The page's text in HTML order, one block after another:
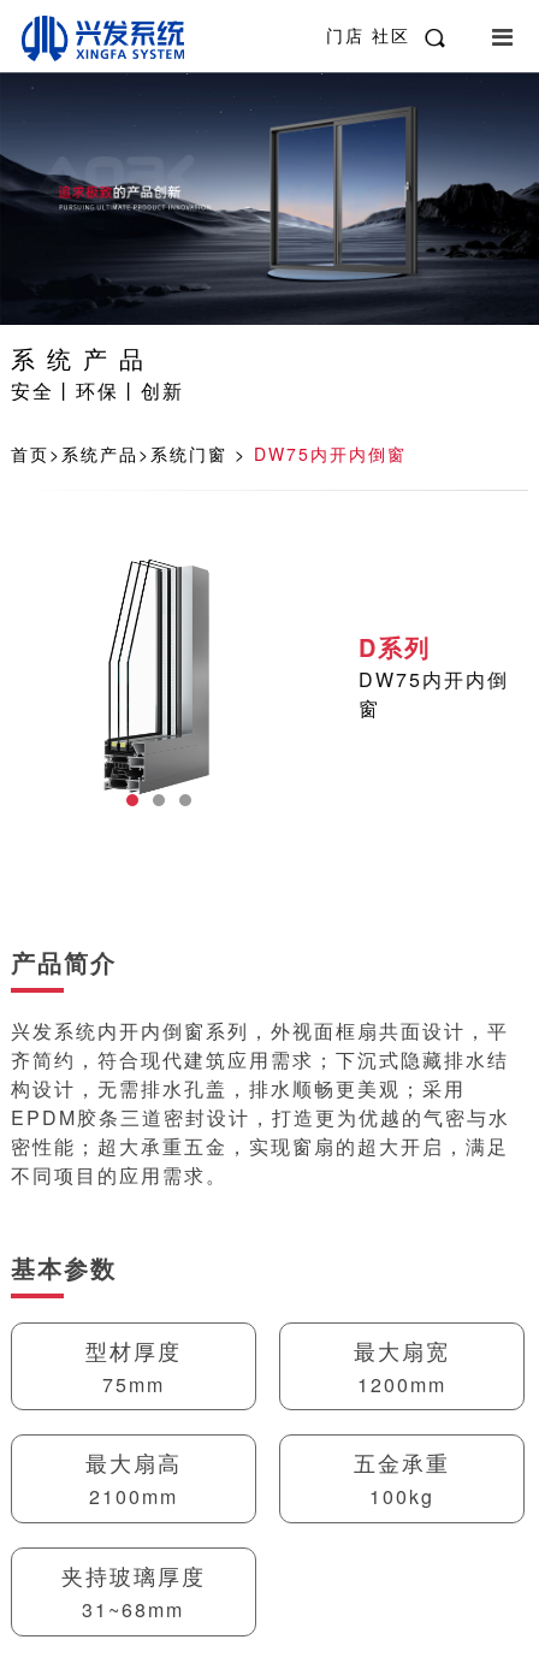
门店社区
系统产品
安全丨环保丨创新
首页> 系统产品 > 系统门窗 > DW75内开内倒窗
D系列
DW75内开内倒
窗
产品简介
兴发系统内开内倒窗系列，外视面框扇共面设计，平
齐简约，符合现代建筑应用需求；下沉式隐藏排水结
构设计，无需排水孔盖，排水顺畅更美观；采用
EPDM胶条三道密封设计，打造更为优越的气密与水
密性能；超大承重五金，实现窗扇的超大开启，满足
不同项目的应用需求。
基本参数
型材厚度
75mm
最大扇宽
1200mm
最大扇高
2100mm
五金承重
100kg
夹持玻璃厚度
31~68mm